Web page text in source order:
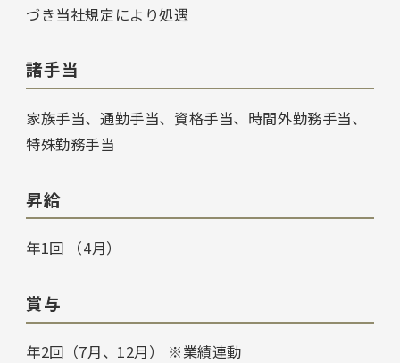
づき当社規定により処遇
諸手当
家族手当、通勤手当、資格手当、時間外勤務手当、
特殊勤務手当
昇給
年1回 （4月）
賞与
年2回（7月、12月） ※業績連動